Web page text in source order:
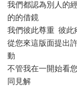
我們都認為別人的
的的借鏡
我們彼此尊重 彼此
從您來這版面提出
動
不管我在一開始看
同見解